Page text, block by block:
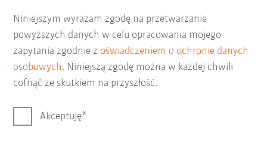
Niniejszym wyrażam zgodę na przetwarzanie
powyższych danych w celu opracowania mojego
zapytania zgodnie z oświadczeniem o ochronie danych
osobowych. Niniejszą zgodę można w każdej chwili
cofnąć ze skutkiem na przyszłość.
Akceptuję